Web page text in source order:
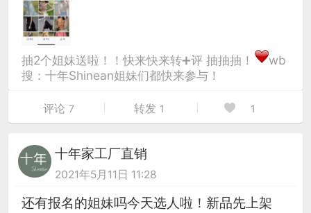
抽2个姐妹送啦！！快来快来转➕评 抽抽抽！
wb
搜：十年Shinean姐妹们都快来参与！
评论 7 转发 1 1
十年家工厂直销
2021年5月11日 11:28
还有报名的姐妹吗今天选人啦！新品先上架